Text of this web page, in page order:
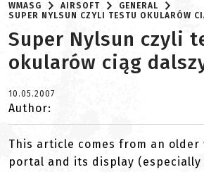
WMASG AIRSOFT
GENERAL
SUPER NYLSUN CZYLI TESTU OKULARÓW
Super Nylsun czyli
okularów ciąg
10.05.2007
Author:
This article comes from an
portal and its display (especially